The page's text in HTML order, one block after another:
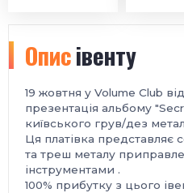
Описівенту
19 жовтня у Volume Club
презентація альбому
київського грув/дез
Ця платівка представляє
та треш металу
інструментами .
100% прибутку з цього